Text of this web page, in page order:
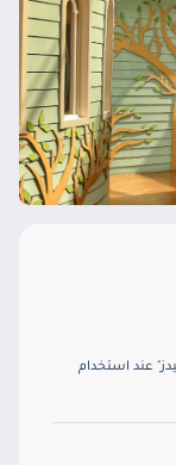
أورنج سيدز" عند استخدام